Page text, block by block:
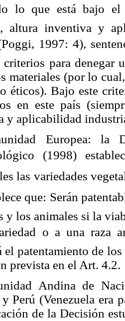
lo que está bajo
altura inventiva y
(Poggi, 1997: 4),
para denegar
materiales (por lo
éticos). Bajo este
en este país
y aplicabilidad
Europea: la
(1998)
las variedades
que: Serán
y los animales si la
o a una raza
el patentamiento de
prevista en el Art. 4.2.
Andina de
Perú (Venezuela era
de la Decisión